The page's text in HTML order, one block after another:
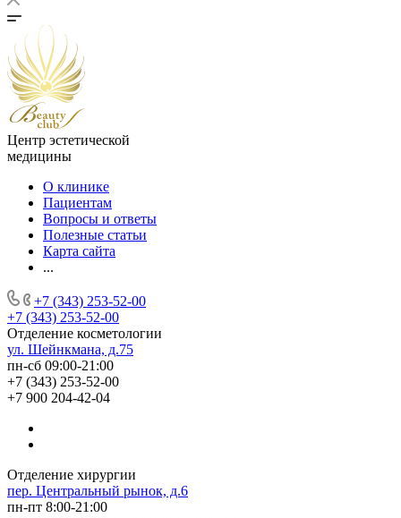
Центр эстетической
медицины
О клинике
Пациентам
Вопросы и ответы
Полезные статьи
Карта сайта
...
+7 (343) 253-52-00
+7 (343) 253-52-00
Отделение косметологии
ул. Шейнкмана, д.75
пн-сб 09:00-21:00
+7 (343) 253-52-00
+7 900 204-42-04
Отделение хирургии
пер. Центральный рынок, д.6
пн-пт 8:00-21:00